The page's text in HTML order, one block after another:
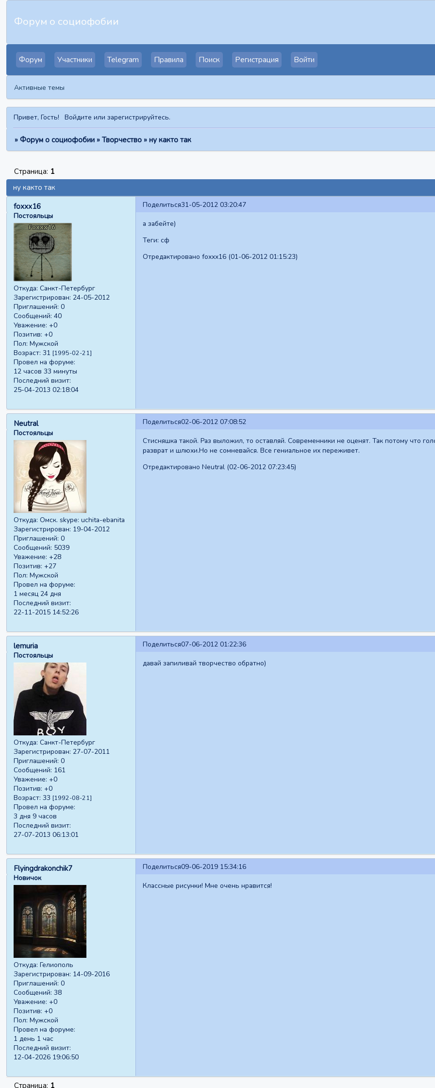
Форум о социофобии
Форум Участники Telegram Правила Поиск Регистрация Войти
Активные темы
Привет, Гость! Войдите илизарегистрируйтесь.
» Форум о социофобии » Творчество » ну както так
ну както так
Страница: 1
Поделиться31-05-2012 03:20:47
foxxx16
Постояльцы
Откуда: Санкт-Петербург
Зарегистрирован: 24-05-2012
Приглашений: 0
Сообщений: 40
Уважение: +0
Позитив: +0
Пол: Мужской
Возраст: 31 [1995-02-21]
Провел на форуме:
12 часов 33 минуты
Последний визит:
25-04-2013 02:18:04
а забейте)
Теги: сф
Отредактировано foxxx16 (01-06-2012 01:15:23)
Поделиться02-06-2012 07:08:52
Neutral
Постояльцы
Откуда: Омск. skype: uchita-ebanita
Зарегистрирован: 19-04-2012
Приглашений: 0
Сообщений: 5039
Уважение: +28
Позитив: +27
Пол: Мужской
Провел на форуме:
1 месяц 24 дня
Последний визит:
22-11-2015 14:52:26
Стисняшка такой. Раз выложил, то оставляй. Современники не оценят. Так потому что
разврат и шлюхи.Но не сомневайся. Все гениальное их переживет.
Отредактировано Neutral (02-06-2012 07:23:45)
Поделиться07-06-2012 01:22:36
lemuria
Постояльцы
Откуда: Санкт-Петербург
Зарегистрирован: 27-07-2011
Приглашений: 0
Сообщений: 161
Уважение: +0
Позитив: +0
Возраст: 33 [1992-08-21]
Провел на форуме:
3 дня 9 часов
Последний визит:
27-07-2013 06:13:01
давай запиливай творчество обратно)
Поделиться09-06-2019 15:34:16
Flyingdrakonchik7
Новичок
Откуда: Гелиополь
Зарегистрирован: 14-09-2016
Приглашений: 0
Сообщений: 38
Уважение: +0
Позитив: +0
Пол: Мужской
Провел на форуме:
1 день 1 час
Последний визит:
12-04-2026 19:06:50
Классные рисунки! Мне очень нравится!
Страница: 1